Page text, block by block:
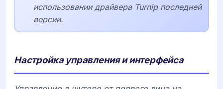
использовании драйвера Turnip последней
версии.
Настройка управления и интерфейса